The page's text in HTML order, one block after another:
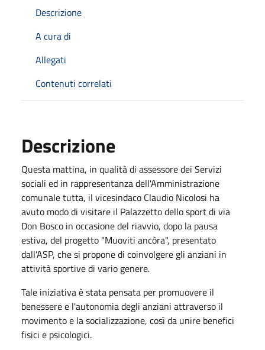
Descrizione
A cura di
Allegati
Contenuti correlati
Descrizione
Questa mattina, in qualità di assessore dei Servizi
sociali ed in rappresentanza dell'Amministrazione
comunale tutta, il vicesindaco Claudio Nicolosi ha
avuto modo di visitare il Palazzetto dello sport di via
Don Bosco in occasione del riavvio, dopo la pausa
estiva, del progetto "Muoviti ancòra", presentato
dall'ASP, che si propone di coinvolgere gli anziani in
attività sportive di vario genere.
Tale iniziativa è stata pensata per promuovere il
benessere e l'autonomia degli anziani attraverso il
movimento e la socializzazione, così da unire benefici
fisici e psicologici.